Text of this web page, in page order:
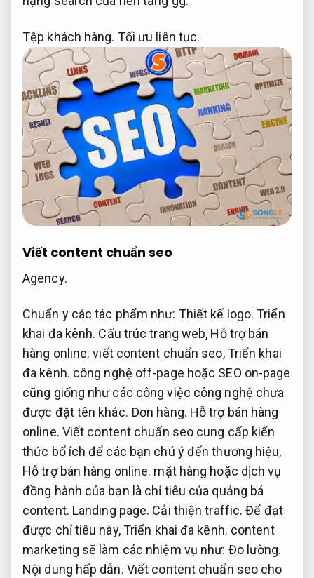
Tệp khách hàng. Tối ưu liên tục.
Viết content chuẩn seo
Agency.
Chuẩn y các tác phẩm như: Thiết kế logo. Triển
khai đa kênh. Cấu trúc trang web, Hỗ trợ bán
hàng online. viết content chuẩn seo,Triển khai
đa kênh. công nghệ off-page hoặc SEO on-page
cũng giống như các công việc công nghệ chưa
được đặt tên khác. Đơn hàng. Hỗ trợ bán hàng
online. Viết content chuẩn seo cung cấp kiến ​​
thức bổ ích để các bạn chú ý đến thương hiệu,
Hỗ trợ bán hàng online. mặt hàng hoặc dịch vụ
đồng hành của bạn là chỉ tiêu của quảng bá
content. Landing page. Cải thiện traffic. Để đạt
được chỉ tiêu này,Triển khai đa kênh. content
marketing sẽ làm các nhiệm vụ như: Đo lường.
Nội dung hấp dẫn. Viết content chuẩn seo cho